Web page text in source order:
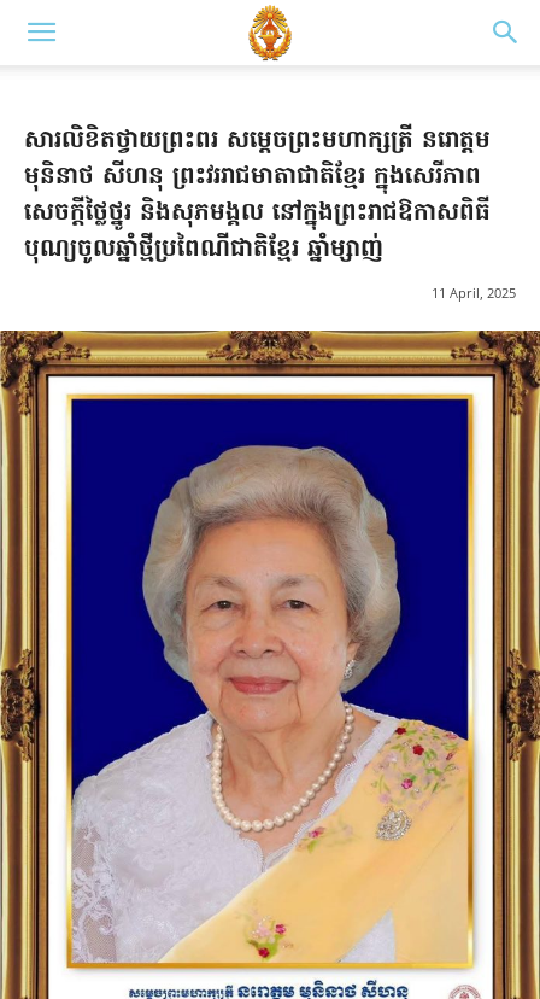
សារលិខិតថ្វាយព្រះពរ សម្តេចព្រះមហាក្សត្រី នរោត្តម
មុនិនាថ សីហនុ ព្រះវររាជមាតាជាតិខ្មែរ ក្នុងសេរីភាព
សេចក្តីថ្លៃថ្នូរ និងសុភមង្គល នៅក្នុងព្រះរាជឱកាសពិធី
បុណ្យចូលឆ្នាំថ្មីប្រពៃណីជាតិខ្មែរ ឆ្នាំម្សាញ់
11 April, 2025